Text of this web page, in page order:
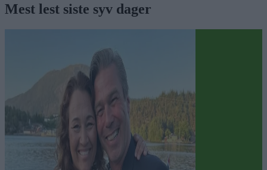
Mest lest siste syv dager